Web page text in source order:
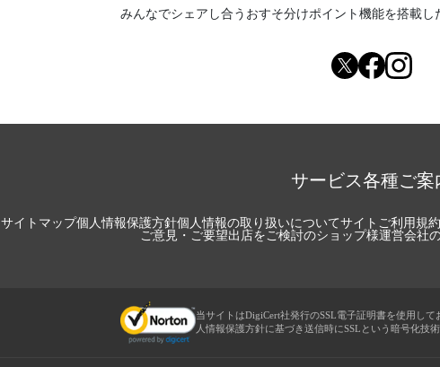
みんなでシェアし合う おすそ分けポイント機能を搭載し
サービス各種ご案
サイトマップ個人情報保護方針個人情報の取り扱いについてサイトご利用規約
ご意見・ご要望出店をご検討のショップ様運営会社
当サイトはDigiCert社発行のSSL電子証明書を使用し
人情報保護方針に基づき送信時にSSLという暗号化技